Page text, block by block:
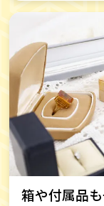
箱や付属品